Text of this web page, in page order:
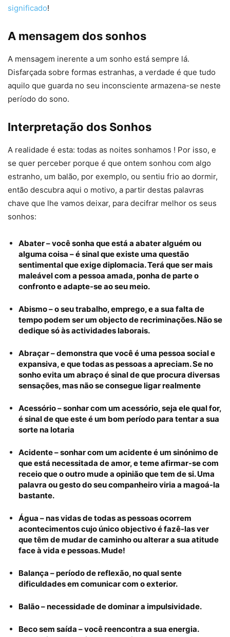
significado!
A mensagem dos sonhos
A mensagem inerente a um sonho está sempre lá.
Disfarçada sobre formas estranhas, a verdade é que tudo
aquilo que guarda no seu inconsciente armazena-se neste
período do sono.
Interpretação dos Sonhos
A realidade é esta: todas as noites sonhamos ! Por isso, e
se quer perceber porque é que ontem sonhou com algo
estranho, um balão, por exemplo, ou sentiu frio ao dormir,
então descubra aqui o motivo, a partir destas palavras
chave que lhe vamos deixar, para decifrar melhor os seus
sonhos:
Abater – você sonha que está a abater alguém ou
alguma coisa – é sinal que existe uma questão
sentimental que exige diplomacia. Terá que ser mais
maleável com a pessoa amada, ponha de parte o
confronto e adapte-se ao seu meio.
Abismo– o seu trabalho, emprego, e a sua falta de
tempo podem ser um objecto de recriminações. Não se
dedique só às actividades laborais.
Abraçar – demonstra que você é uma pessoa social e
expansiva, e que todas as pessoas a apreciam. Se no
sonho evita um abraço é sinal de que procura diversas
sensações, mas não se consegue ligar realmente
Acessório – sonhar com um acessório, seja ele qual for,
é sinal de que este é um bom período para tentar a sua
sorte na lotaria
Acidente – sonhar com um acidente é um sinónimo de
que está necessitada de amor, e teme afirmar-se com
receio que o outro mude a opinião que tem de si. Uma
palavra ou gesto do seu companheiro viria a magoá-la
bastante.
Água – nas vidas de todas as pessoas ocorrem
acontecimentos cujo único objectivo é fazê-las ver
que têm de mudar de caminho ou alterar a sua atitude
face à vida e pessoas. Mude!
Balança – período de reflexão, no qual sente
dificuldades em comunicar com o exterior.
Balão – necessidade de dominar a impulsividade.
Beco sem saída – você reencontra a sua energia.